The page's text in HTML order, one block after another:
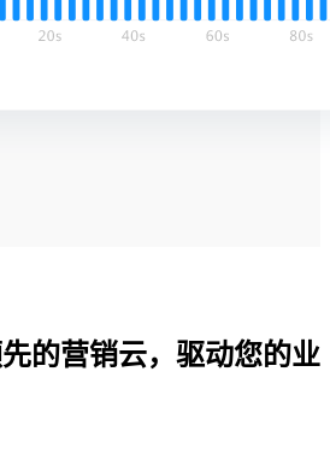
的营销云，驱动您的业